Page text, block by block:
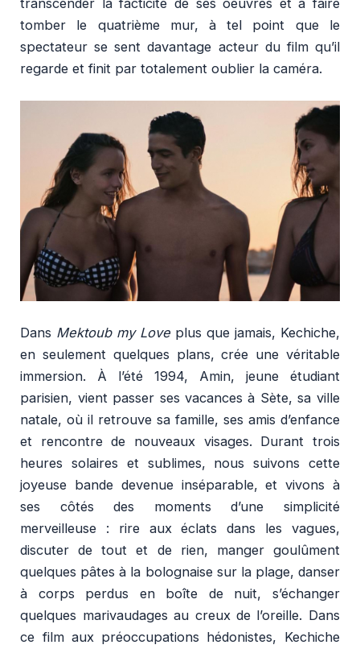
transcender la facticité de ses oeuvres et à faire
tomber le quatrième mur, à tel point que le
spectateur se sent davantage acteur du film qu’il
regarde et finit par totalement oublier la caméra.
Dans Mektoub my Love plus que jamais, Kechiche,
en seulement quelques plans, crée une véritable
immersion. À l’été 1994, Amin, jeune étudiant
parisien, vient passer ses vacances à Sète, sa ville
natale, où il retrouve sa famille, ses amis d’enfance
et rencontre de nouveaux visages. Durant trois
heures solaires et sublimes, nous suivons cette
joyeuse bande devenue inséparable, et vivons à
ses côtés des moments d’une simplicité
merveilleuse : rire aux éclats dans les vagues,
discuter de tout et de rien, manger goulûment
quelques pâtes à la bolognaise sur la plage, danser
à corps perdus en boîte de nuit, s’échanger
quelques marivaudages au creux de l’oreille. Dans
ce film aux préoccupations hédonistes, Kechiche